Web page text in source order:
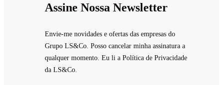
Assine Nossa Newsletter
Envie-me novidades e ofertas das empresas do
Grupo LS&Co. Posso cancelar minha assinatura a
qualquer momento. Eu li a Política de Privacidade
da LS&Co.